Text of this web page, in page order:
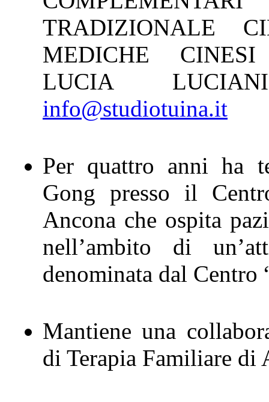
TRADIZIONALE
MEDICHE
LUCIA
info@studiotuina.it
Per quattro anni ha
Gong presso il
Ancona che ospita
nell’ambito di
denominata dal Centro
Mantiene una
di Terapia Familiare di